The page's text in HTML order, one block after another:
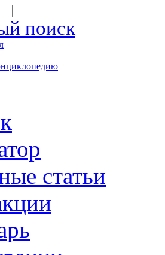
поиск
статьи